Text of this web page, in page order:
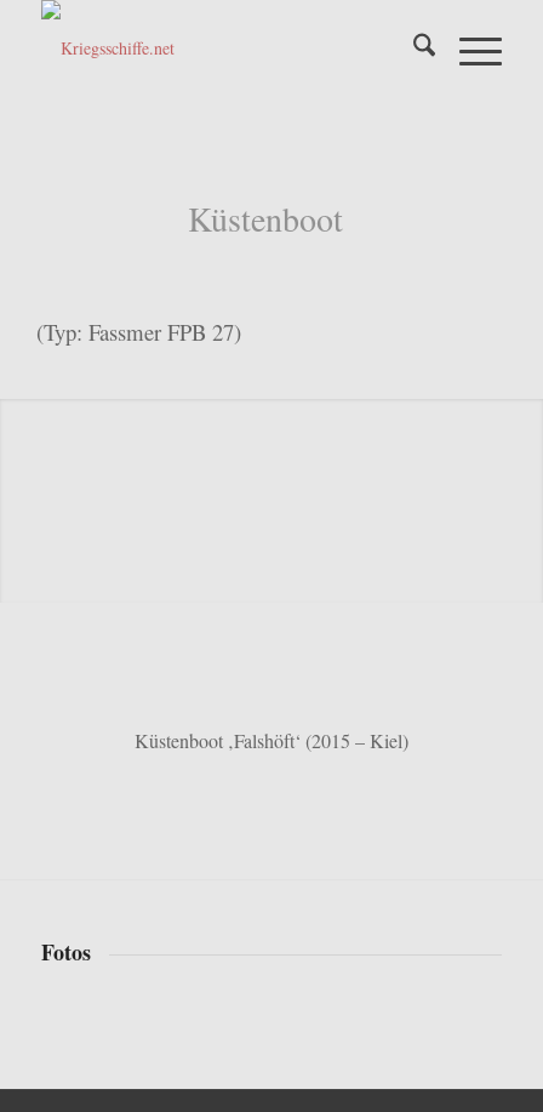
Küstenboot
(Typ: Fassmer FPB 27)
Küstenboot ‚Falshöft‘ (2015 – Kiel)
Fotos